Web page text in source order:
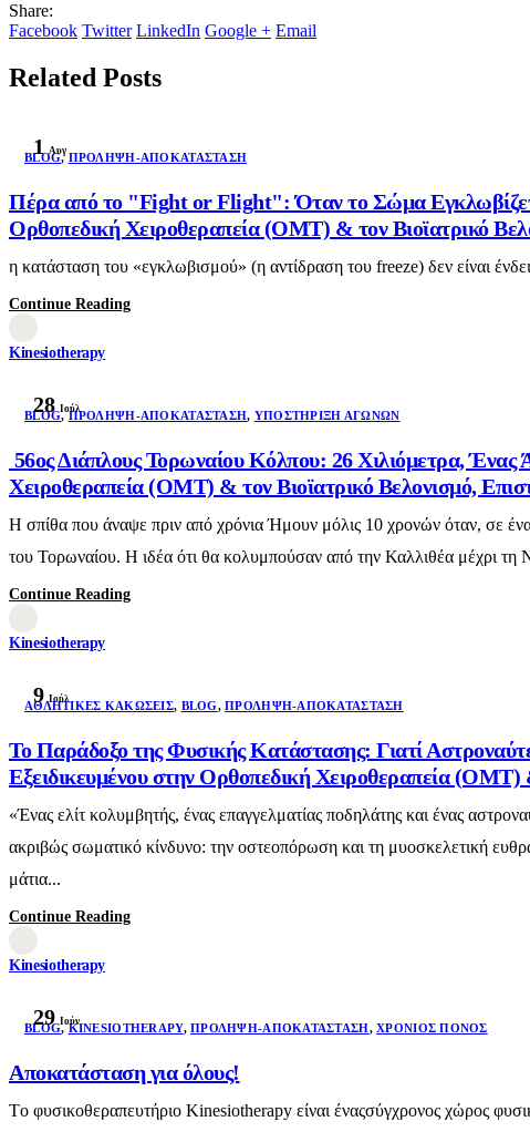
Share:
Facebook Twitter LinkedIn Google + Email
Related Posts
1 Αυγ
BLOG,ΠΡΌΛΗΨΗ-ΑΠΟΚΑΤΆΣΤΑΣΗ
Πέρα από το "Fight or Flight": Όταν το Σώμα
Ορθοπεδική Χειροθεραπεία (OMT) & τον Βιοϊατρικό
η κατάσταση του «εγκλωβισμού» (η αντίδραση του freeze) δεν είναι
Continue Reading
Kinesiotherapy
28 Ιούλ
BLOG,ΠΡΌΛΗΨΗ-ΑΠΟΚΑΤΆΣΤΑΣΗ, ΥΠΟΣΤΉΡΙΞΗ ΑΓΏΝΩΝ
56ος Διάπλους Τορωναίου Κόλπου: 26 Χιλιόμετρα,
Χειροθεραπεία (OMT) & τον Βιοϊατρικό Βελονισμό,
Η σπίθα που άναψε πριν από χρόνια Ήμουν μόλις 10 χρονών όταν, σε
του Τορωναίου. Η ιδέα ότι θα κολυμπούσαν από την Καλλιθέα μέχρι τη
Continue Reading
Kinesiotherapy
9 Ιούλ
AΘΛΗΤΙΚΈΣ ΚΑΚΏΣΕΙΣ, BLOG,ΠΡΌΛΗΨΗ-ΑΠΟΚΑΤΆΣΤΑΣΗ
Το Παράδοξο της Φυσικής Κατάστασης: Γιατί
Εξειδικευμένου στην Ορθοπεδική Χειροθεραπεία
«Ένας ελίτ κολυμβητής, ένας επαγγελματίας ποδηλάτης και ένας
ακριβώς σωματικό κίνδυνο: την οστεοπόρωση και τη μυοσκελετική
μάτια...
Continue Reading
Kinesiotherapy
29 Ιούν
BLOG,KINESIOTHERAPY,ΠΡΌΛΗΨΗ-ΑΠΟΚΑΤΆΣΤΑΣΗ,ΧΡΌΝΙΟΣ ΠΌΝΟΣ
Αποκατάσταση για όλους!
Τo φυσικοθεραπευτήριο Kinesiotherapy είναι έναςσύγχρονος χώρος